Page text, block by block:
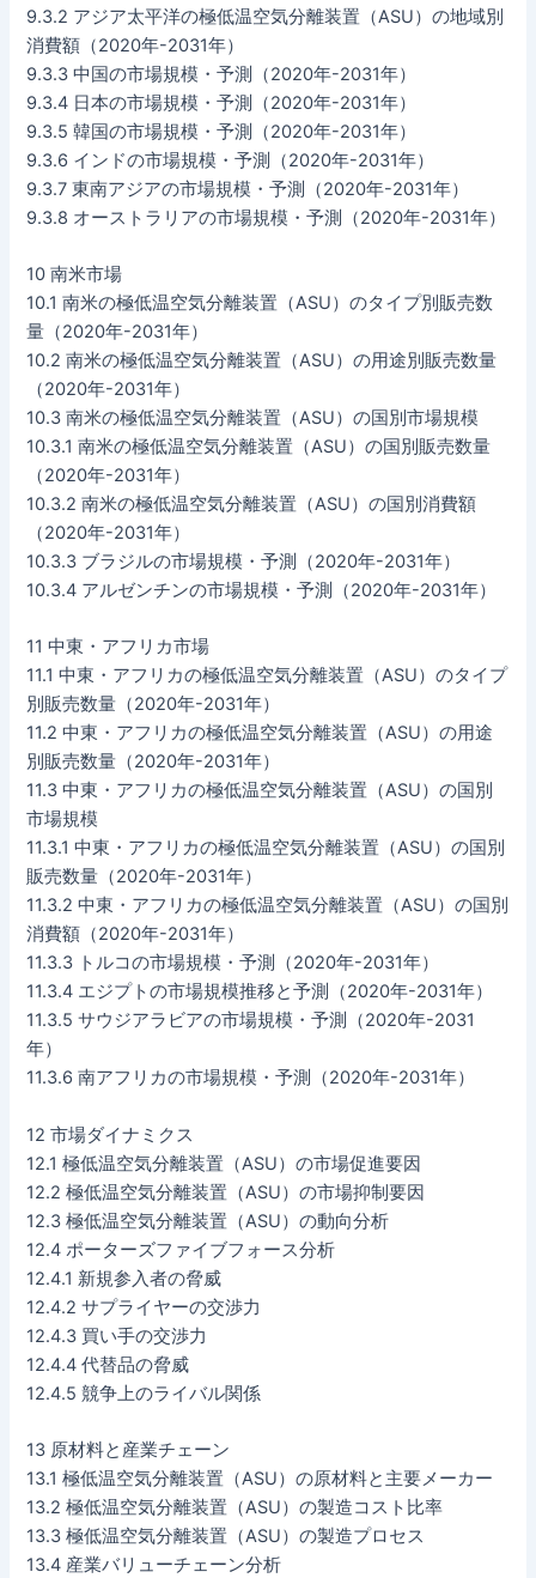
9.3.2 アジア太平洋の極低温空気分離装置（ASU）の地域別
消費額（2020年-2031年）
9.3.3 中国の市場規模・予測（2020年-2031年）
9.3.4 日本の市場規模・予測（2020年-2031年）
9.3.5 韓国の市場規模・予測（2020年-2031年）
9.3.6 インドの市場規模・予測（2020年-2031年）
9.3.7 東南アジアの市場規模・予測（2020年-2031年）
9.3.8 オーストラリアの市場規模・予測（2020年-2031年）
10 南米市場
10.1 南米の極低温空気分離装置（ASU）のタイプ別販売数
量（2020年-2031年）
10.2 南米の極低温空気分離装置（ASU）の用途別販売数量
（2020年-2031年）
10.3 南米の極低温空気分離装置（ASU）の国別市場規模
10.3.1 南米の極低温空気分離装置（ASU）の国別販売数量
（2020年-2031年）
10.3.2 南米の極低温空気分離装置（ASU）の国別消費額
（2020年-2031年）
10.3.3 ブラジルの市場規模・予測（2020年-2031年）
10.3.4 アルゼンチンの市場規模・予測（2020年-2031年）
11 中東・アフリカ市場
11.1 中東・アフリカの極低温空気分離装置（ASU）のタイプ
別販売数量（2020年-2031年）
11.2 中東・アフリカの極低温空気分離装置（ASU）の用途
別販売数量（2020年-2031年）
11.3 中東・アフリカの極低温空気分離装置（ASU）の国別
市場規模
11.3.1 中東・アフリカの極低温空気分離装置（ASU）の国別
販売数量（2020年-2031年）
11.3.2 中東・アフリカの極低温空気分離装置（ASU）の国別
消費額（2020年-2031年）
11.3.3 トルコの市場規模・予測（2020年-2031年）
11.3.4 エジプトの市場規模推移と予測（2020年-2031年）
11.3.5 サウジアラビアの市場規模・予測（2020年-2031
年）
11.3.6 南アフリカの市場規模・予測（2020年-2031年）
12 市場ダイナミクス
12.1 極低温空気分離装置（ASU）の市場促進要因
12.2 極低温空気分離装置（ASU）の市場抑制要因
12.3 極低温空気分離装置（ASU）の動向分析
12.4 ポーターズファイブフォース分析
12.4.1 新規参入者の脅威
12.4.2 サプライヤーの交渉力
12.4.3 買い手の交渉力
12.4.4 代替品の脅威
12.4.5 競争上のライバル関係
13 原材料と産業チェーン
13.1 極低温空気分離装置（ASU）の原材料と主要メーカー
13.2 極低温空気分離装置（ASU）の製造コスト比率
13.3 極低温空気分離装置（ASU）の製造プロセス
13.4 産業バリューチェーン分析